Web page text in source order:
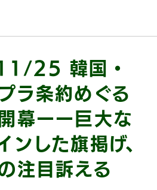
25 韓国・
ラ条約めぐる
幕ーー巨大な
ンした旗掲げ、
注目訴える